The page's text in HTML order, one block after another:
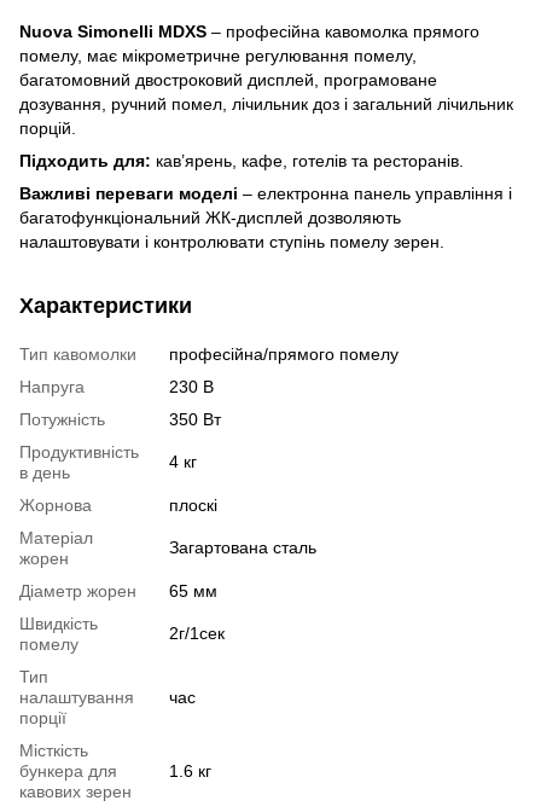
Nuova Simonelli MDXS – професійна кавомолка прямого
помелу, має мікрометричне регулювання помелу,
багатомовний двостроковий дисплей, програмоване
дозування, ручний помел, лічильник доз і загальний лічильник
порцій.
Підходить для: кав’ярень, кафе, готелів та ресторанів.
Важливі переваги моделі – електронна панель управління і
багатофункціональний ЖК-дисплей дозволяють
налаштовувати і контролювати ступінь помелу зерен.
Характеристики
Тип кавомолки
професійна/прямого помелу
Напруга
230 В
Потужність
350 Вт
Продуктивність
в день
4 кг
Жорнова
плоскі
Матеріал
жорен
Загартована сталь
Діаметр жорен
65 мм
Швидкість
помелу
2г/1сек
Тип
налаштування
порції
час
Місткість
бункера для
кавових зерен
1.6 кг